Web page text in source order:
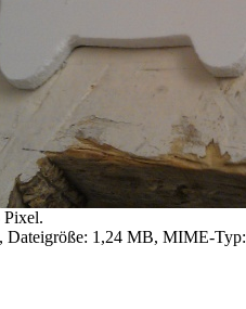
Pixel.
Dateigröße: 1,24 MB, MIME-Typ: